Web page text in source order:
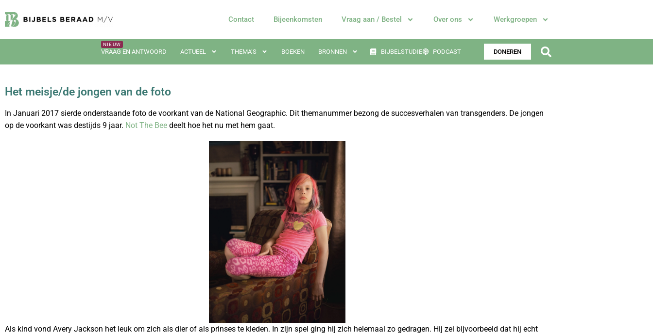
Contact Bijeenkomsten Vraag aan / Bestel Over ons Werkgroepen
VRAAG EN ANTWOORD ACTUEEL THEMA’S BOEKEN BRONNEN BIJBELSTUDIE PODCAST DONEREN
Het meisje/de jongen van de foto
In Januari 2017 sierde onderstaande foto de voorkant van de National Geographic. Dit themanummer bezong de succesverhalen van transgenders. De jongen
op de voorkant was destijds 9 jaar. Not The Bee deelt hoe het nu met hem gaat.
Als kind vond Avery Jackson het leuk om zich als dier of als prinses te kleden. In zijn spel ging hij zich helemaal zo gedragen. Hij zei bijvoorbeeld dat hij echt